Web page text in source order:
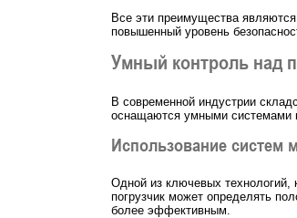
Все эти преимущества
повышенный уровень
Умный контроль над
В современной индустрии
оснащаются умными системами
Использование систем
Одной из ключевых технологий,
погрузчик может определять
более эффективным.